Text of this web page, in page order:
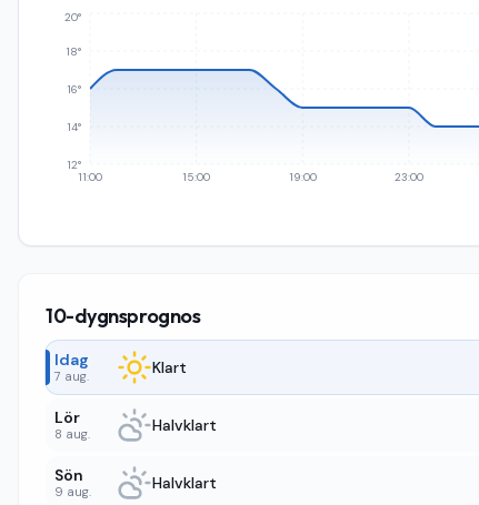
11:00 15:00 19:00 23:00
12°
14°
16°
18°
20°
10-dygnsprognos
Idag
7 aug. Klart
Lör
8 aug. Halvklart
Sön
9 aug. Halvklart